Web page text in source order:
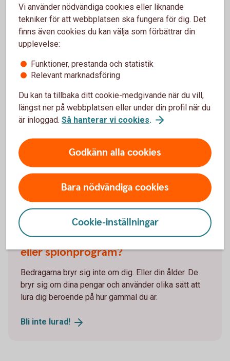
er mot bedrägerier. Läs mer och få konkreta tips på
hur du kan bli mer svårlurad.
Bli svårlurad
bedrägerier
Young adult waiting at the train station
Penningmålvakt, spelbedrägerier
eller spionprogram?
Bedragarna bryr sig inte om dig. Eller din ålder. De
bryr sig om dina pengar och använder olika sätt att
lura dig beroende på hur gammal du är.
Bli inte lurad!
Vi använder nödvändiga cookies eller liknande
tekniker för att webbplatsen ska fungera för dig. Det
finns även cookies du kan välja som förbättrar din
upplevelse:
Funktioner, prestanda och statistik
Relevant marknadsföring
Du kan ta tillbaka ditt cookie-medgivande när du vill,
längst ner på webbplatsen eller under din profil när du
är inloggad. Så hanterar vi cookies.
Godkänn alla cookies
Bara nödvändiga cookies
Cookie-inställningar